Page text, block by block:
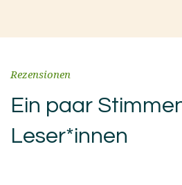
Rezensionen
Ein paar
Leser*innen